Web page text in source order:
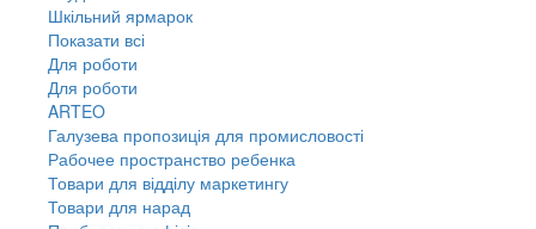
Шкільний ярмарок
Показати всі
Для роботи
Для роботи
ARTEO
Галузева пропозиція для промисловості
Рабочее пространство ребенка
Товари для відділу маркетингу
Товари для нарад